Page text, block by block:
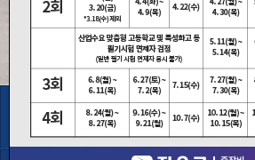
셔틀버스운행